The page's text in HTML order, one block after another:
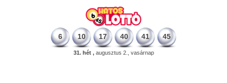
6 10 17 40 41 45
31. hét ,augusztus 2., vasárnap